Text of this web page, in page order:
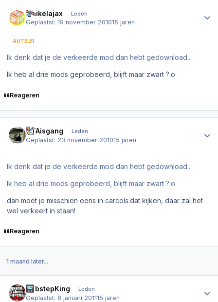
maikelajax Leden
Geplaatst:19 november 201015 jaren
AUTEUR
Ik denk dat je de verkeerde mod dan hebt gedownload..
Ik heb al drie mods geprobeerd, blijft maar zwart ?:o
Reageren
GTAisgang Leden
Geplaatst: 23 november 201015 jaren
Ik denk dat je de verkeerde mod dan hebt gedownload..
Ik heb al drie mods geprobeerd, blijft maar zwart ?:o
dan moet je misschien eens in carcols.dat kijken, daar zal het
wel verkeert in staan!
Reageren
1 maand later...
DubstepKing Leden
Geplaatst: 8 januari 201115 jaren